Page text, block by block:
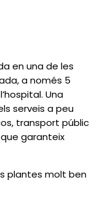
en una de les
a només 5
Una
serveis a peu
transport públic
garanteix
plantes molt ben